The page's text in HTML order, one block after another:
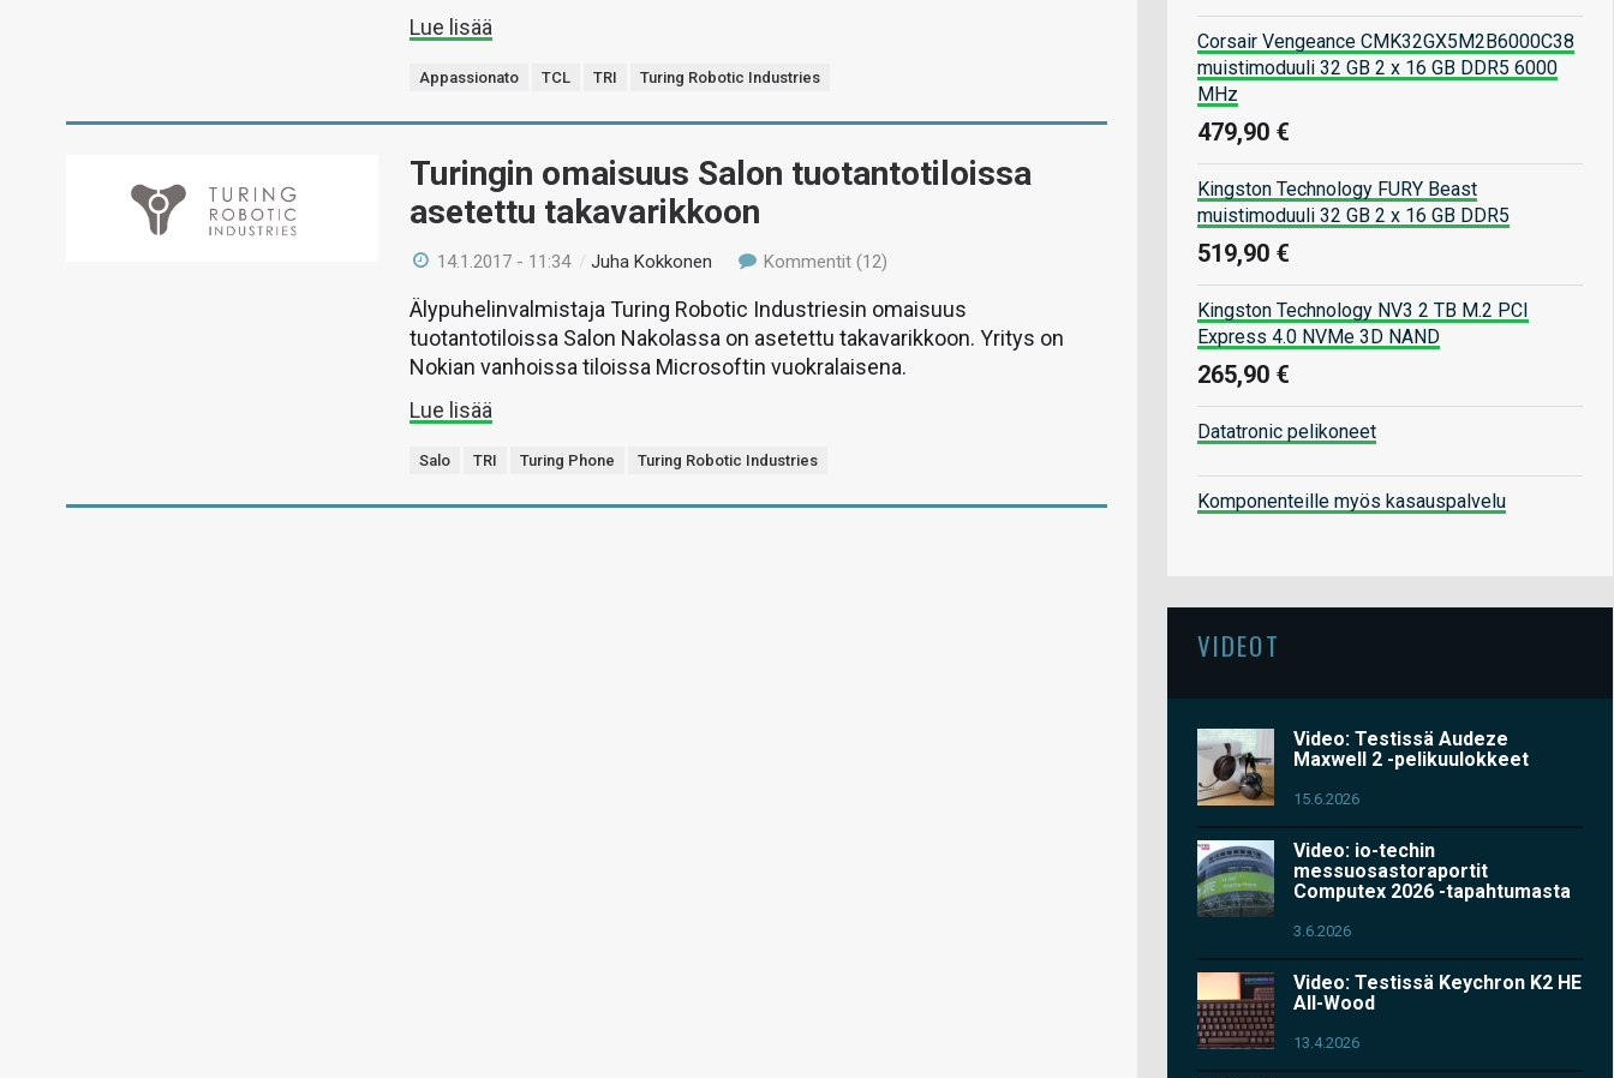
Lue lisää
Appassionato TCL TRI Turing Robotic Industries
Turingin omaisuus Salon tuotantotiloissa
asetettu takavarikkoon
14.1.2017 - 11:34 /Juha Kokkonen Kommentit (12)
Älypuhelinvalmistaja Turing Robotic Industriesin omaisuus
tuotantotiloissa Salon Nakolassa on asetettu takavarikkoon. Yritys on
Nokian vanhoissa tiloissa Microsoftin vuokralaisena.
Lue lisää
Salo TRI Turing Phone Turing Robotic Industries
Corsair Vengeance CMK32GX5M2B6000C38
muistimoduuli 32 GB 2 x 16 GB DDR5 6000
MHz
479,90 €
Kingston Technology FURY Beast
muistimoduuli 32 GB 2 x 16 GB DDR5
519,90 €
Kingston Technology NV3 2 TB M.2 PCI
Express 4.0 NVMe 3D NAND
265,90 €
Datatronic pelikoneet
Komponenteille myös kasauspalvelu
VIDEOT
Video: Testissä Audeze
Maxwell 2 -pelikuulokkeet
15.6.2026
Video: io-techin
messuosastoraportit
Computex 2026 -tapahtumasta
3.6.2026
Video: Testissä Keychron K2 HE
All-Wood
13.4.2026